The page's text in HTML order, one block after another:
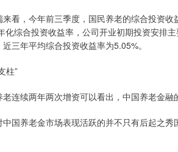
，今年前三季度，国民养老的综合投资收
化综合投资收益率，公司开业初期投资安排
三年平均综合投资收益率为5.05%。
柱”
续两年两次增资可以看出，中国养老金融
养老金市场表现活跃的并不只有后起之秀